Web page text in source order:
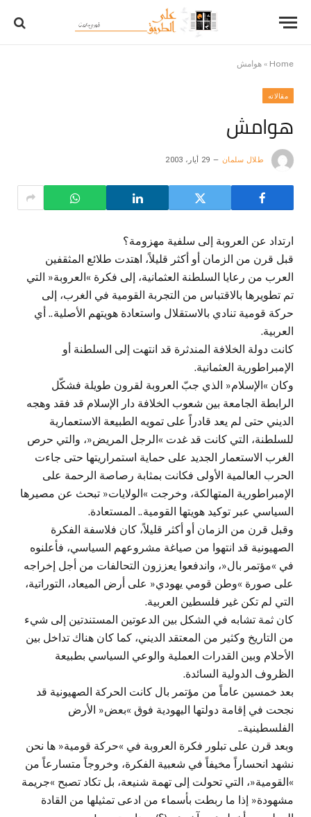
Home
» هوامش
مقالاته
هوامش
طلال سلمان 29 أيار، 2003
ارتداد عن العروبة إلى سلفية مهزومة؟
قبل قرن من الزمان أو أكثر قليلاً، اهتدت طلائع المثقفين
العرب من رعايا السلطنة العثمانية، إلى فكرة »العروبة« التي
تم تطويرها بالاقتباس من التجربة القومية في الغرب، إلى
حركة قومية تنادي بالاستقلال واستعادة هويتهم الأصلية.. أي
العربية.
كانت دولة الخلافة المندثرة قد انتهت إلى السلطنة أو
الإمبراطورية العثمانية.
وكان »الإسلام« الذي جبّ العروبة لقرون طويلة فشكّل
الرابطة الجامعة بين شعوب الخلافة دار الإسلام قد فقد وهجه
الديني حتى لم يعد قادراً على تمويه الطبيعة الاستعمارية
للسلطنة، التي كانت قد غدت »الرجل المريض«، والتي حرص
الغرب الاستعمار الجديد على حماية استمراريتها حتى جاءت
الحرب العالمية الأولى فكانت بمثابة رصاصة الرحمة على
الإمبراطورية المتهالكة، وخرجت »الولايات« تبحث عن مصيرها
السياسي عبر توكيد هويتها القومية.. المستعادة.
وقبل قرن من الزمان أو أكثر قليلاً، كان فلاسفة الفكرة
الصهيونية قد انتهوا من صياغة مشروعهم السياسي، فأعلنوه
في »مؤتمر بال«، واندفعوا يعززون التحالفات من أجل إخراجه
على صورة »وطن قومي يهودي« على أرض الميعاد، التوراتية،
التي لم تكن غير فلسطين العربية.
كان ثمة تشابه في الشكل بين الدعوتين المستندتين إلى شيء
من التاريخ وكثير من المعتقد الديني، كما كان هناك تداخل بين
الأحلام وبين القدرات العملية والوعي السياسي بطبيعة
الظروف الدولية السائدة.
بعد خمسين عاماً من مؤتمر بال كانت الحركة الصهيونية قد
نجحت في إقامة دولتها اليهودية فوق »بعض« الأرض
الفلسطينية..
وبعد قرن على تبلور فكرة العروبة في »حركة قومية« ها نحن
نشهد انحساراً مخيفاً في شعبية الفكرة، وخروجاً متسارعاً من
»القومية«، التي تحولت إلى تهمة شنيعة، بل تكاد تصبح »جريمة
مشهودة« إذا ما ربطت بأسماء من ادعى تمثيلها من القادة